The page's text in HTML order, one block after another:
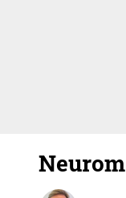
Neurom